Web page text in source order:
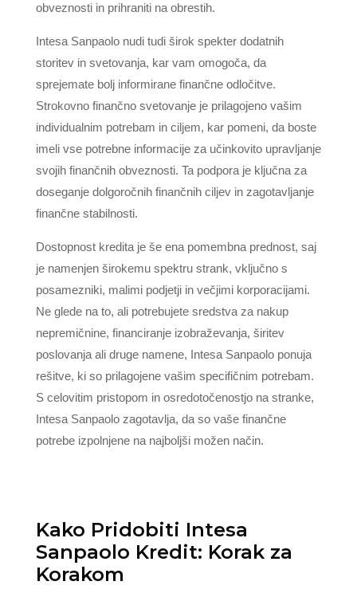
obveznosti in prihraniti na obrestih.
Intesa Sanpaolo nudi tudi širok spekter dodatnih
storitev in svetovanja, kar vam omogoča, da
sprejemate bolj informirane finančne odločitve.
Strokovno finančno svetovanje je prilagojeno vašim
individualnim potrebam in ciljem, kar pomeni, da boste
imeli vse potrebne informacije za učinkovito upravljanje
svojih finančnih obveznosti. Ta podpora je ključna za
doseganje dolgoročnih finančnih ciljev in zagotavljanje
finančne stabilnosti.
Dostopnost kredita je še ena pomembna prednost, saj
je namenjen širokemu spektru strank, vključno s
posamezniki, malimi podjetji in večjimi korporacijami.
Ne glede na to, ali potrebujete sredstva za nakup
nepremičnine, financiranje izobraževanja, širitev
poslovanja ali druge namene, Intesa Sanpaolo ponuja
rešitve, ki so prilagojene vašim specifičnim potrebam.
S celovitim pristopom in osredotočenostjo na stranke,
Intesa Sanpaolo zagotavlja, da so vaše finančne
potrebe izpolnjene na najboljši možen način.
Kako Pridobiti Intesa
Sanpaolo Kredit: Korak za
Korakom